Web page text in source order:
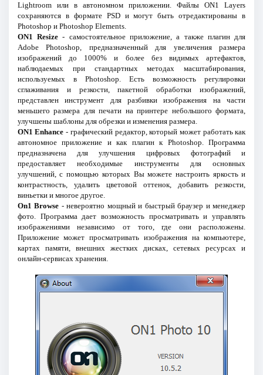
Lightroom или в автономном приложении. Файлы ON1 Layers
сохраняются в формате PSD и могут быть отредактированы в
Photoshop и Photoshop Elements.
ON1 Resize - самостоятельное приложение, а также плагин для
Adobe Photoshop, предназначенный для увеличения размера
изображений до 1000% и более без видимых артефактов,
наблюдаемых при стандартных методах масштабирования,
используемых в Photoshop. Есть возможность регулировки
сглаживания и резкости, пакетной обработки изображений,
представлен инструмент для разбивки изображения на части
меньшего размера для печати на принтере небольшого формата,
улучшены шаблоны для обрезки и изменения размера.
ON1 Enhance - графический редактор, который может работать как
автономное приложение и как плагин к Photoshop. Программа
предназначена для улучшения цифровых фотографий и
предоставляет необходимые инструменты для основных
улучшений, с помощью которых Вы можете настроить яркость и
контрастность, удалить цветовой оттенок, добавить резкости,
виньетки и многое другое.
On1 Browse - невероятно мощный и быстрый браузер и менеджер
фото. Программа дает возможность просматривать и управлять
изображениями независимо от того, где они расположены.
Приложение может просматривать изображения на компьютере,
картах памяти, внешних жестких дисках, сетевых ресурсах и
онлайн-сервисах хранения.